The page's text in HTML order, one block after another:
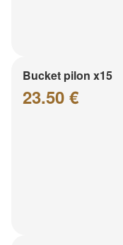
Bucket pilon x15
23.50 €